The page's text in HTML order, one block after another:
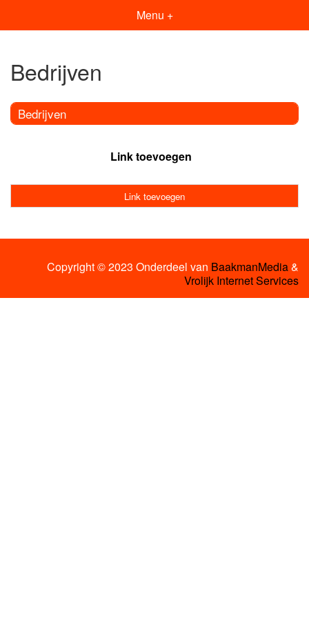
Menu +
Bedrijven
Bedrijven
Link toevoegen
Link toevoegen
Copyright © 2023 Onderdeel van BaakmanMedia&
Vrolijk Internet Services